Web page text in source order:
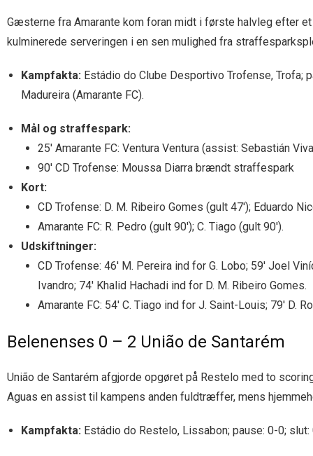
Gæsterne fra Amarante kom foran midt i første halvleg efter
kulminerede serveringen i en sen mulighed fra
Kampfakta: Estádio do Clube Desportivo Trofense, Trofa;
Madureira (Amarante FC).
Mål og straffespark:
25′ Amarante FC: Ventura Ventura (assist: Sebastián
90′ CD Trofense: Moussa Diarra brændt straffespark
Kort:
CD Trofense: D. M. Ribeiro Gomes (gult 47′); Eduardo
Amarante FC: R. Pedro (gult 90′); C. Tiago (gult 90′).
Udskiftninger:
CD Trofense: 46′ M. Pereira ind for G. Lobo; 59′ Joel
Ivandro; 74′ Khalid Hachadi ind for D. M. Ribeiro Gomes.
Amarante FC: 54′ C. Tiago ind for J. Saint-Louis; 79′ D.
Belenenses 0 – 2 União de Santarém
União de Santarém afgjorde opgøret på Restelo med to
Aguas en assist til kampens anden fuldtræffer, mens
Kampfakta: Estádio do Restelo, Lissabon; pause: 0-0;